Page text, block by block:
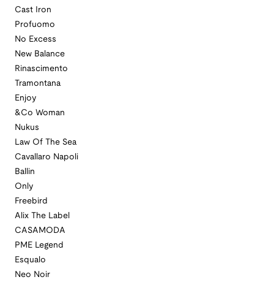
Cast Iron
Profuomo
No Excess
New Balance
Rinascimento
Tramontana
Enjoy
&Co Woman
Nukus
Law Of The Sea
Cavallaro Napoli
Ballin
Only
Freebird
Alix The Label
CASAMODA
PME Legend
Esqualo
Neo Noir